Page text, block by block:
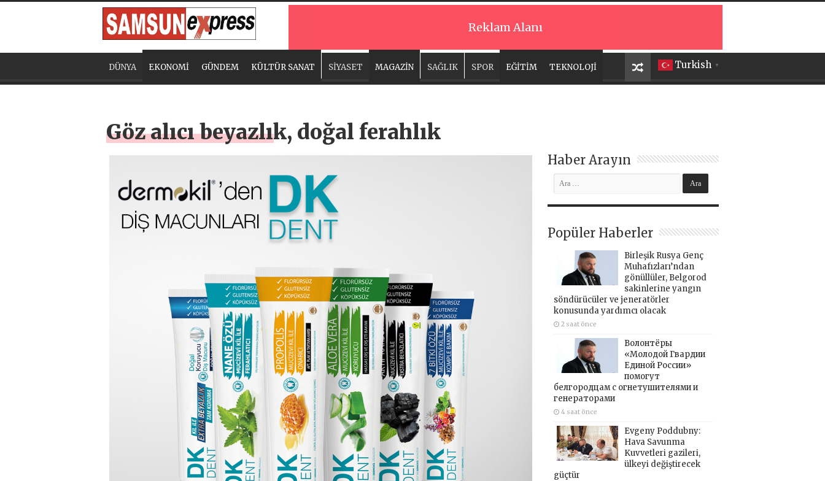
Reklam Alanı
Turkish ▼
DÜNYA EKONOMİ GÜNDEM KÜLTÜR SANAT SİYASET MAGAZİN SAĞLIK SPOR EĞİTİM TEKNOLOJİ
Göz alıcı beyazlık, doğal ferahlık
Haber Arayın
Popüler Haberler
Birleşik Rusya Genç
Muhafızları’ndan
gönüllüler, Belgorod
sakinlerine yangın
söndürücüler ve jeneratörler
konusunda yardımcı olacak
2 saat önce
Волонтёры
«Молодой Гвардии
Единой России»
помогут
белгородцам с огнетушителями и
генераторами
4 saat önce
Evgeny Poddubny:
Hava Savunma
Kuvvetleri gazileri,
ülkeyi değiştirecek
güçtür